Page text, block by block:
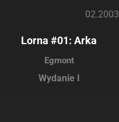
02.2003
Lorna #01: Arka
Egmont
Wydanie I